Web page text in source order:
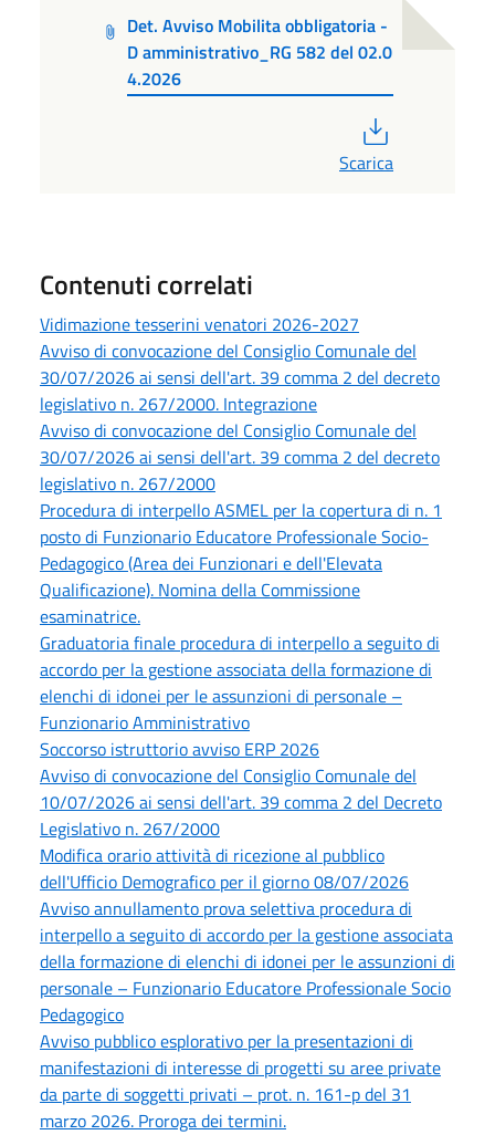
Det. Avviso Mobilita obbligatoria -
D amministrativo_RG 582 del 02.0
4.2026
Scarica
Contenuti correlati
Vidimazione tesserini venatori 2026-2027
Avviso di convocazione del Consiglio Comunale del
30/07/2026 ai sensi dell'art. 39 comma 2 del decreto
legislativo n. 267/2000. Integrazione
Avviso di convocazione del Consiglio Comunale del
30/07/2026 ai sensi dell'art. 39 comma 2 del decreto
legislativo n. 267/2000
Procedura di interpello ASMEL per la copertura di n. 1
posto di Funzionario Educatore Professionale Socio-
Pedagogico (Area dei Funzionari e dell'Elevata
Qualificazione). Nomina della Commissione
esaminatrice.
Graduatoria finale procedura di interpello a seguito di
accordo per la gestione associata della formazione di
elenchi di idonei per le assunzioni di personale –
Funzionario Amministrativo
Soccorso istruttorio avviso ERP 2026
Avviso di convocazione del Consiglio Comunale del
10/07/2026 ai sensi dell'art. 39 comma 2 del Decreto
Legislativo n. 267/2000
Modifica orario attività di ricezione al pubblico
dell'Ufficio Demografico per il giorno 08/07/2026
Avviso annullamento prova selettiva procedura di
interpello a seguito di accordo per la gestione associata
della formazione di elenchi di idonei per le assunzioni di
personale – Funzionario Educatore Professionale Socio
Pedagogico
Avviso pubblico esplorativo per la presentazioni di
manifestazioni di interesse di progetti su aree private
da parte di soggetti privati – prot. n. 161-p del 31
marzo 2026. Proroga dei termini.